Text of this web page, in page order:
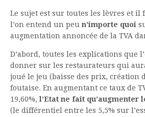
Le sujet est sur toutes les lèvres et il
l’on entend un peu n’importe quoi
augmentation annoncée de la TVA
D’abord, toutes les explications que
donner sur les restaurateurs qui
joué le jeu (baisse des prix, création
foutaise. En augmentant ce taux de
19,60%,l’Etat ne fait qu’augmenter
(le différentiel entre les 5,5% sur